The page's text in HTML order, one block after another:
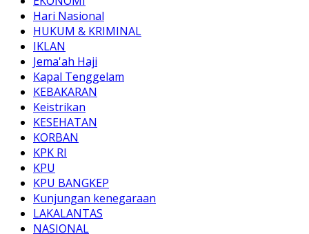
Hari Nasional
HUKUM & KRIMINAL
IKLAN
Jema'ah Haji
Kapal Tenggelam
KEBAKARAN
Keistrikan
KESEHATAN
KORBAN
KPK RI
KPU
KPU BANGKEP
Kunjungan kenegaraan
LAKALANTAS
NASIONAL